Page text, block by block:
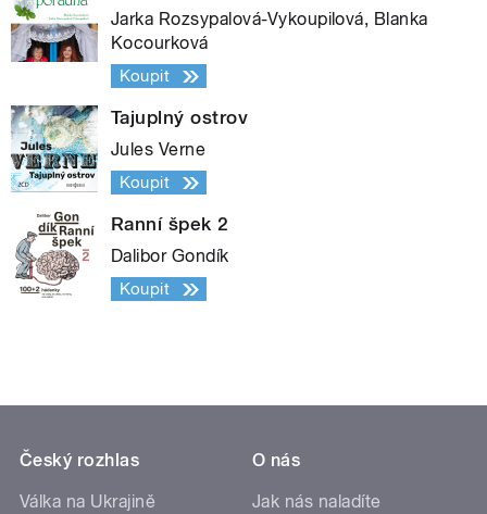
Jarka Rozsypalová-Vykoupilová, Blanka
Kocourková
Koupit
Tajuplný ostrov
Jules Verne
Koupit
Ranní špek 2
Dalibor Gondík
Koupit
Český rozhlas
Válka na Ukrajině
O nás
Jak nás naladíte